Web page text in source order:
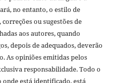
no entanto, o estilo de
ou sugestões de
aos autores, quando
depois de adequados, deverão
As opiniões emitidas pelos
responsabilidade. Todo o
está identificado, está